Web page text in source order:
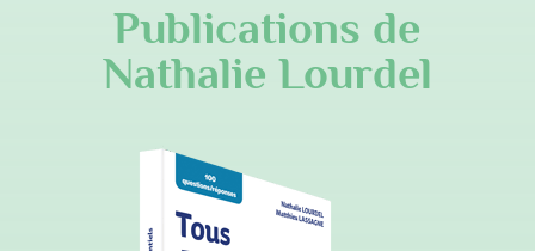
Publications de
Nathalie Lourdel